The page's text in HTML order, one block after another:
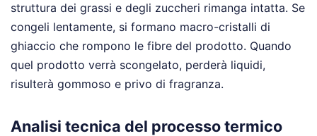
struttura dei grassi e degli zuccheri rimanga intatta. Se
congeli lentamente, si formano macro-cristalli di
ghiaccio che rompono le fibre del prodotto. Quando
quel prodotto verrà scongelato, perderà liquidi,
risulterà gommoso e privo di fragranza.
Analisi tecnica del processo termico